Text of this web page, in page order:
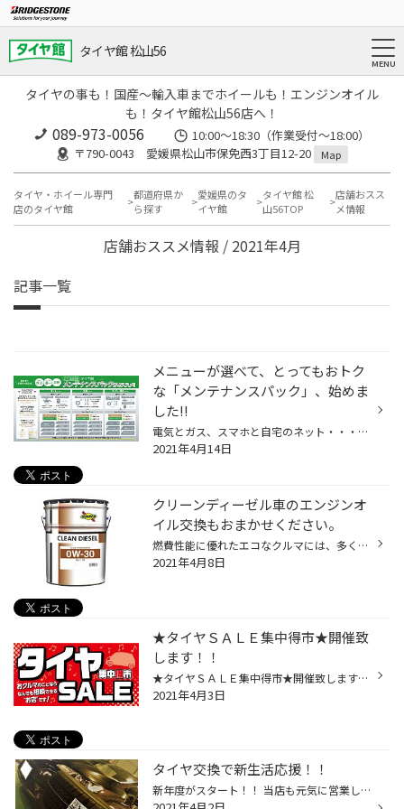
タイヤ館 松山56
タイヤの事も！国産～輸入車までホイールも！エンジンオイル
も！タイヤ館松山56店へ！
089-973-0056
10:00～18:30（作業受付～18:00）
〒790-0043 愛媛県松山市保免西3丁目12-20
Map
タイヤ・ホイール専門
店のタイヤ館
都道府県か
ら探す
愛媛県のタ
イヤ館
タイヤ館 松
山56TOP
店舗おスス
メ情報
店舗おススメ情報 / 2021年4月
記事一覧
メニューが選べて、とってもおトク
な「メンテナンスパック」、始めま
した!!
電気とガス、スマホと自宅のネット・・・まとめるとおトクで便利なものって世の中にけっこうありますよね。実は当店にもまるっとセットにしたことで、ラクラク＆リーズナブルに愛車の健康管理ができてしまうサービスがあるんです。 それがここでご紹介する「メンテナンスパック」。 クルマのコンデ...
2021年4月14日
クリーンディーゼル車のエンジンオ
イル交換もおまかせください。
燃費性能に優れたエコなクルマには、多くの方々が魅力を感じていると思います。ハイブリッド車やダウンサイジングターボ車、そしてEVもより身近な存在になりつつありますが、「クリーンディーゼル」という言葉もよく耳にします。クリーンディーゼル車というのは、文字通り“排出ガスがよりきれいなデ...
2021年4月8日
★タイヤＳＡＬＥ集中得市★開催致
します！！
★タイヤＳＡＬＥ集中得市★開催致します！！ 期間：4月3日（土）～4月11日（日） 期間中、お手頃タイヤ４本セットを始め、人気の低燃費タイヤまでお買得商品がずらりと勢揃いです!! 「ＲＡＹＳ」アルミホイールキャンペーンも同時開催中です!!この機会をお見逃しなく！！
2021年4月3日
タイヤ交換で新生活応援！！
新年度がスタート！！ 当店も元気に営業しております！！ 会社の営業車や、自家用通勤車 趣味や日常で、お使いのお車のタイヤ交換 タイヤ館にお任せください！！ 皆様に合うタイヤをご提案させていただきます。